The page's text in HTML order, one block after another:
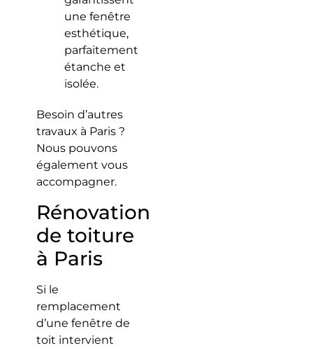
une fenêtre
esthétique,
parfaitement
étanche et
isolée.
Besoin d’autres
travaux à Paris ?
Nous pouvons
également vous
accompagner.
Rénovation
de toiture
à Paris
Si le
remplacement
d’une fenêtre de
toit intervient